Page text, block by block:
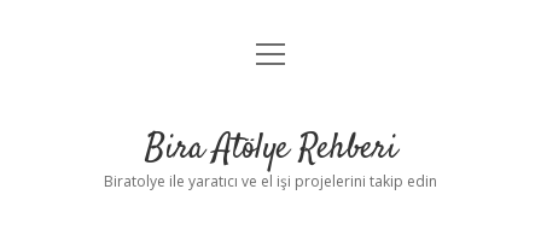
Anasayfa
Yasal Uyarı
menüyü
Bira Atölye Rehberi
Biratolye ile yaratıcı ve el işi projelerini takip edin